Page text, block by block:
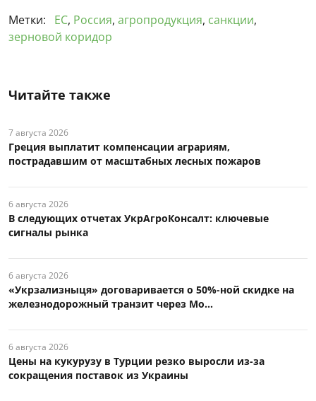
Метки:
ЕС, Россия, агропродукция, санкции,
зерновой коридор
Читайте также
7 августа 2026
Греция выплатит компенсации аграриям,
пострадавшим от масштабных лесных пожаров
6 августа 2026
В следующих отчетах УкрАгроКонсалт: ключевые
сигналы рынка
6 августа 2026
«Укрзализныця» договаривается о 50%-ной скидке на
железнодорожный транзит через Мо...
6 августа 2026
Цены на кукурузу в Турции резко выросли из-за
сокращения поставок из Украины